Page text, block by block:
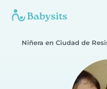
Niñera en Ciudad de